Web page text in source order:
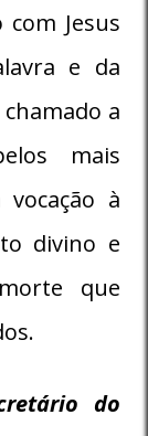
Jesus
e da
a
mais
à
divino e
que
do